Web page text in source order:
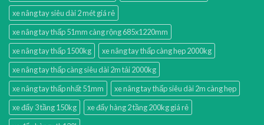
xe nâng tay siêu dài 2 mét giá rẻ
xe nâng tay thấp 51mm càng rộng 685x1220mm
xe nâng tay thấp 1500kg
xe nâng tay thấp càng hẹp 2000kg
xe nâng tay thấp càng siêu dài 2m tải 2000kg
xe nâng tay thấp nhất 51mm
xe nâng tay thấp siêu dài 2m càng hẹp
xe đẩy 3 tầng 150kg
xe đẩy hàng 2 tầng 200kg giá rẻ